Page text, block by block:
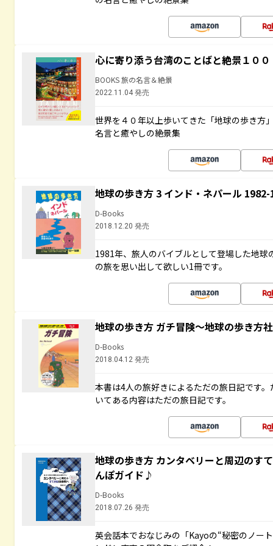
心に寄り添う台湾のことばと絶景１００
BOOKS 旅の名言＆絶景
2022.11.04 発売
世界を４０年以上歩いてきた「地球の歩き方
名言と癒やしの絶景集
地球の歩き方 3 インド・ネパール
D-Books
2018.12.20 発売
1981年、旅人のバイブルとして登場した地
の旅を思い出して欲しい1冊です。
地球の歩き方 ガチ冒険～地球の歩き方
D-Books
2018.04.12 発売
本書は4人の旅好きによるただの旅日記です
いてある内容はただの旅日記です。
地球の歩き方 カンタベリーと周辺のす
んぽガイド♪
D-Books
2018.07.26 発売
英会話本でおなじみの「Kayoの“秘密のノー